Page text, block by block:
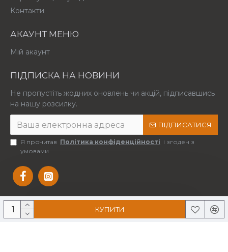
КУПИТИ
Контакти
АКАУНТ МЕНЮ
Мій акаунт
ПІДПИСКА НА НОВИНИ
Не пропустіть жодних оновлень чи акцій, підписавшись
на нашу розсилку.
ПІДПИСАТИСЯ
Я прочитав Політика конфіденційності і згоден з
умовами
Copyright © 2025 Усі права захищені